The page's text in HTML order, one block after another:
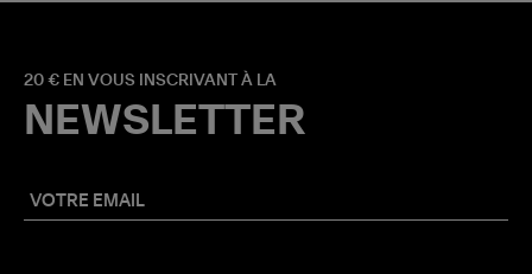
20 € EN VOUS INSCRIVANT À LA
NEWSLETTER